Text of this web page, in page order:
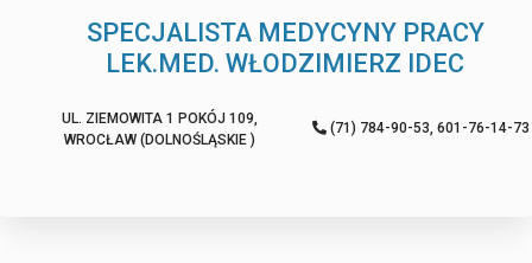
SPECJALISTA MEDYCYNY PRACY
LEK.MED. WŁODZIMIERZ IDEC
UL. ZIEMOWITA 1 POKÓJ 109,
WROCŁAW (DOLNOŚLĄSKIE )
(71) 784-90-53, 601-76-14-73